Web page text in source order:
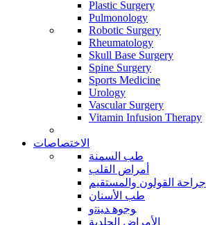
Plastic Surgery
Pulmonology
Robotic Surgery
Rheumatology
Skull Base Surgery
Spine Surgery
Sports Medicine
Urology
Vascular Surgery
Vitamin Infusion Therapy
الاختصاصات
طب السمنة
أمراض القلب
جراحة القولون والمستقيم
طب الأسنان
ﻮﺟﻮﻫ ﺪﻴﻨﺗﻭ
الأمراض الجلدية